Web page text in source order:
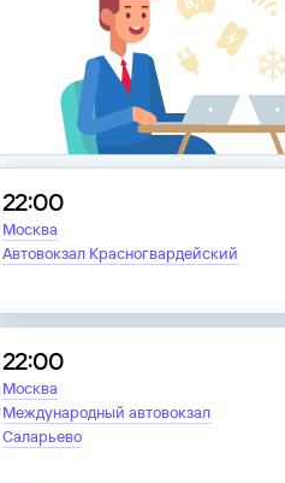
22:00
Москва
Автовокзал Красногвардейский
22:00
Москва
Международный автовокзал
Саларьево